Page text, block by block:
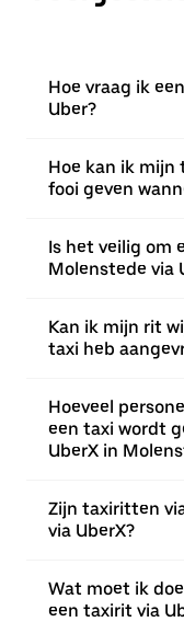
Hoe vraag ik
Uber?
Hoe kan ik
fooi geven
Is het veilig om
Molenstede via
Kan ik mijn rit
taxi heb
Hoeveel
een taxi wordt
UberX in
Zijn taxiritten
via UberX?
Wat moet ik
een taxirit via